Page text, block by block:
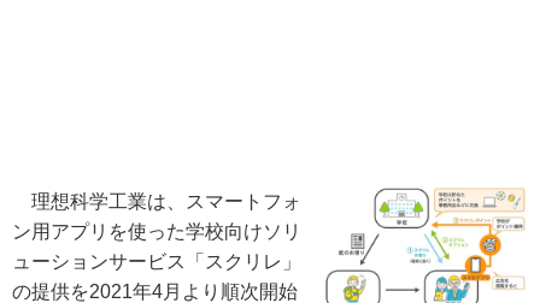
理想科学工業は、スマートフォ
ン用アプリを使った学校向けソリ
ューションサービス「スクリレ」
の提供を2021年4月より順次開始